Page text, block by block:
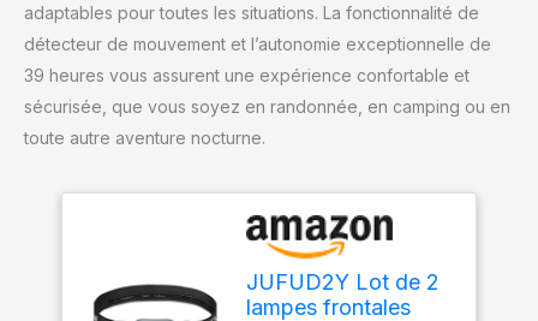
adaptables pour toutes les situations. La fonctionnalité de
détecteur de mouvement et l’autonomie exceptionnelle de
39 heures vous assurent une expérience confortable et
sécurisée, que vous soyez en randonnée, en camping ou en
toute autre aventure nocturne.
JUFUD2Y Lot de 2
lampes frontales